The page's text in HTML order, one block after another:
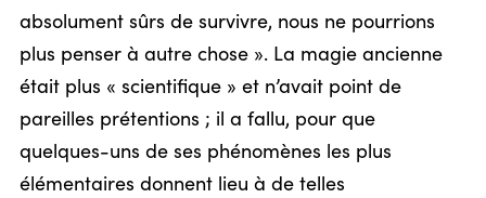
absolument sûrs de survivre, nous ne pourrions
plus penser à autre chose ». La magie ancienne
était plus « scientifique » et n’avait point de
pareilles prétentions ; il a fallu, pour que
quelques-uns de ses phénomènes les plus
élémentaires donnent lieu à de telles